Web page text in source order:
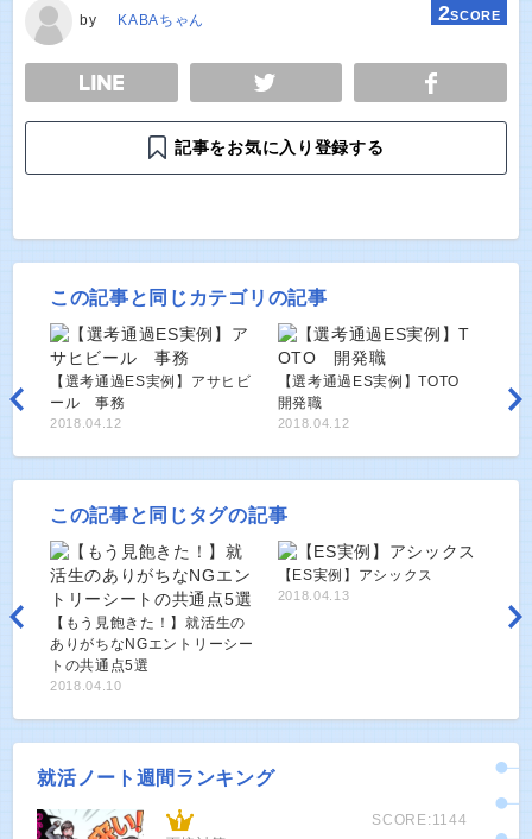
by KABAちゃん 2SCORE
TWEET
記事をお気に入り登録する
この記事と同じカテゴリの記事
【選考通過ES実例】アサヒビ
ール 事務
2018.04.12
【選考通過ES実例】TOTO
開発職
2018.04.12
この記事と同じタグの記事
【もう見飽きた！】就活生の
ありがちなNGエントリーシー
トの共通点5選
2018.04.10
【ES実例】アシックス
2018.04.13
就活ノート週間ランキング
SCORE:1144